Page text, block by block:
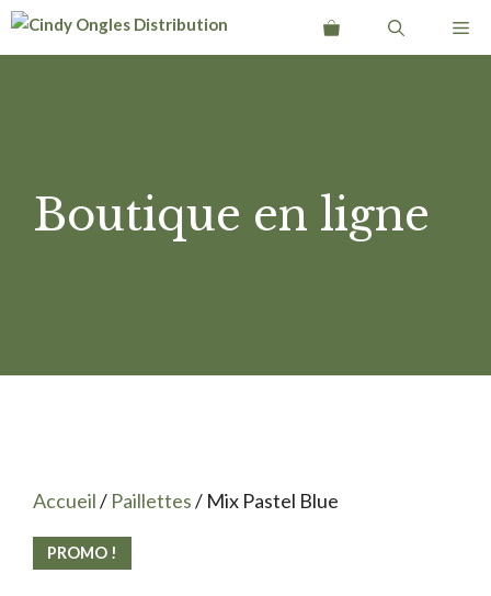
Aller
Boutique en ligne
Accueil/ Paillettes/ Mix Pastel Blue
PROMO !